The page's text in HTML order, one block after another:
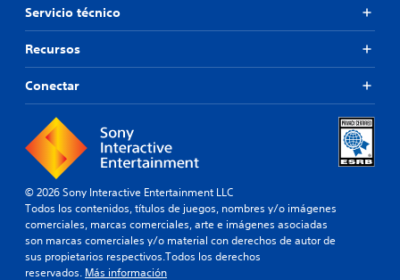
Servicio técnico
Recursos
Conectar
© 2026 Sony Interactive Entertainment LLC
Todos los contenidos, títulos de juegos, nombres y/o imágenes
comerciales, marcas comerciales, arte e imágenes asociadas
son marcas comerciales y/o material con derechos de autor de
sus propietarios respectivos.Todos los derechos
reservados. Más información